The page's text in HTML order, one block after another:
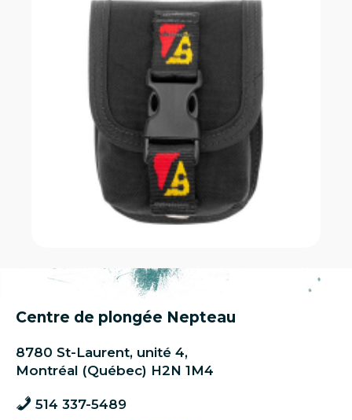
Centre de plongée Nepteau
8780 St-Laurent, unité 4,
Montréal (Québec) H2N 1M4
514 337-5489